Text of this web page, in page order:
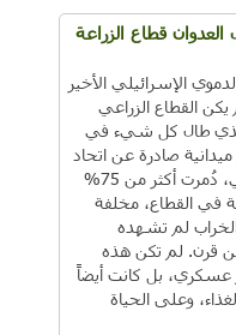
قطاع الزراعة
الإسرائيلي الأخير
القطاع الزراعي
طال كل شيء في
ميدانية صادرة عن اتحاد
لجان العمل الزراعي، دُمرت أكثر من 75%
في القطاع، مخلفة
لم تشهده
قرن. لم تكن هذه
بل كانت أيضاً
وعلى الحياة